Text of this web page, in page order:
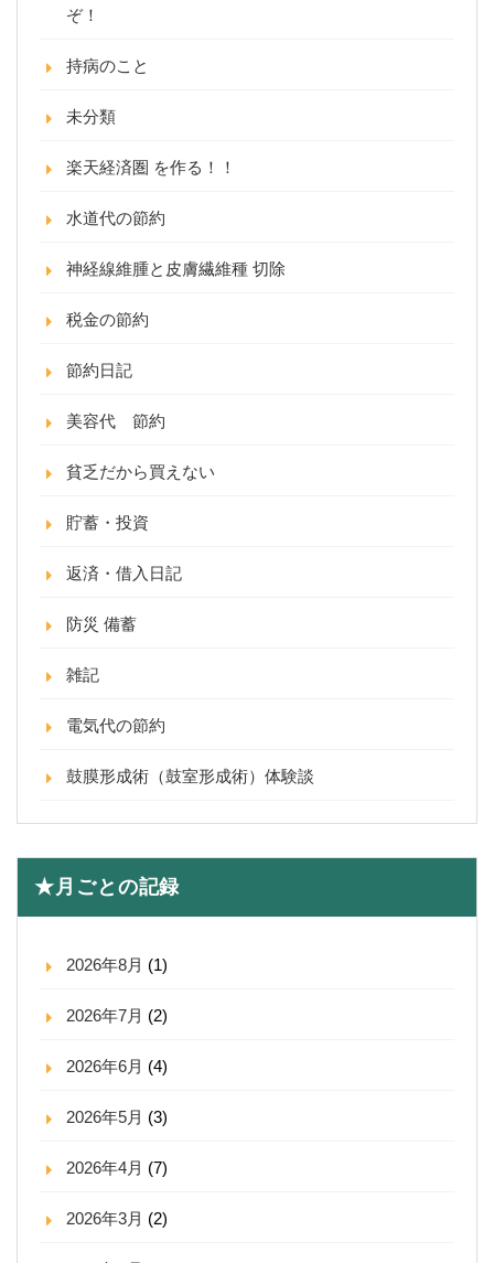
ぞ！
持病のこと
未分類
楽天経済圏 を作る！！
水道代の節約
神経線維腫と皮膚繊維種 切除
税金の節約
節約日記
美容代 節約
貧乏だから買えない
貯蓄・投資
返済・借入日記
防災 備蓄
雑記
電気代の節約
鼓膜形成術（鼓室形成術）体験談
★月ごとの記録
2026年8月 (1)
2026年7月 (2)
2026年6月 (4)
2026年5月 (3)
2026年4月 (7)
2026年3月 (2)